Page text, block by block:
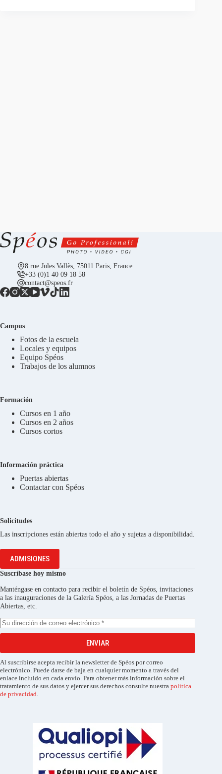
8 rue Jules Vallès, 75011 Paris, France
+33 (0)1 40 09 18 58
contact@speos.fr
Campus
Fotos de la escuela
Locales y equipos
Equipo Spéos
Trabajos de los alumnos
Formación
Cursos en 1 año
Cursos en 2 años
Cursos cortos
Información práctica
Puertas abiertas
Contactar con Spéos
Solicitudes
Las inscripciones están abiertas todo el año y sujetas a disponibilidad.
ADMISIONES
Suscríbase hoy mismo
Manténgase en contacto para recibir el boletín de Spéos, invitaciones
a las inauguraciones de la Galería Spéos, a las Jornadas de Puertas
Abiertas, etc.
ENVIAR
Al suscribirse acepta recibir la newsletter de Spéos por correo
electrónico. Puede darse de baja en cualquier momento a través del
enlace incluido en cada envío. Para obtener más información sobre el
tratamiento de sus datos y ejercer sus derechos consulte nuestra política
de privacidad.